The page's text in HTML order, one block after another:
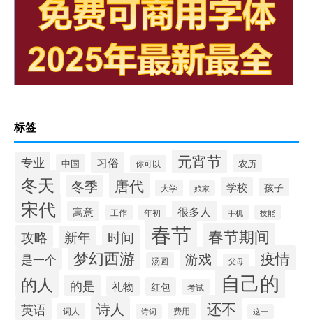
标签
专业 中国 习俗 你可以 元宵节 农历
冬天 冬季 唐代 大学 娘家 学校 孩子
宋代 寓意 工作 年初 很多人 手机 技能
攻略 新年 时间 春节 春节期间
是一个 梦幻西游 汤圆 游戏 父母 疫情
的人 的是 礼物 红包 考试 自己的
英语 词人 诗人 诗词 费用 还不 这一